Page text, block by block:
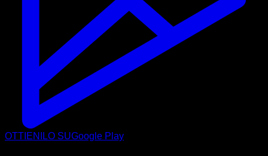
OTTIENILO SUGoogle Play